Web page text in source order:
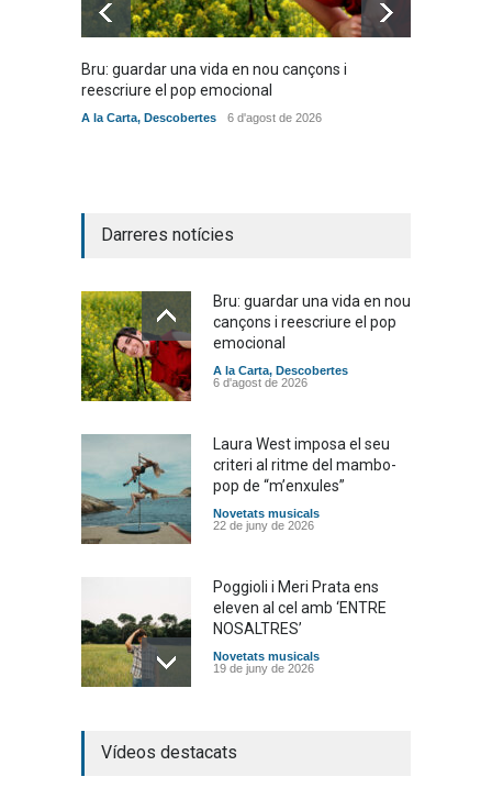
Bru: guardar una vida en nou cançons i
reescriure el pop emocional
A la Carta, Descobertes 6 d'agost de 2026
Darreres notícies
Bru: guardar una vida en nou
cançons i reescriure el pop
emocional
A la Carta, Descobertes
6 d'agost de 2026
Laura West imposa el seu
criteri al ritme del mambo-
pop de “m’enxules”
Novetats musicals
22 de juny de 2026
Poggioli i Meri Prata ens
eleven al cel amb ‘ENTRE
NOSALTRES’
Novetats musicals
19 de juny de 2026
transformen els ‘Cants
Vídeos destacats